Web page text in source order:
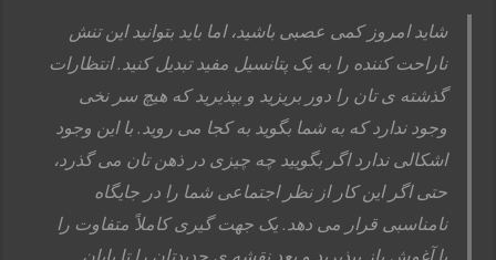
شاید امروز کمی عصبی باشید، اما باید بتوانید این تنش
ناراحت کننده را به یک پتانسیل مفید تبدیل کنید. انتظارات
گذشته ی تان را دور بریزید و بپذیرید که هیچ سر نخی
وجود ندارد که به شما بگوید به کجا می روید. با این وجود
اشکالی ندارد اگر بگویید چه چیزی در ذهن تان می گذرد،
حتی اگر این کار از نظر اجتماعی شما را در جایگاه
نامناسبی قرار می دهد. یک جهت گیری کاملاً متفاوت را
با آغوش باز بپذیرید و بعد نقشه ی جدیدتان را تا پایان